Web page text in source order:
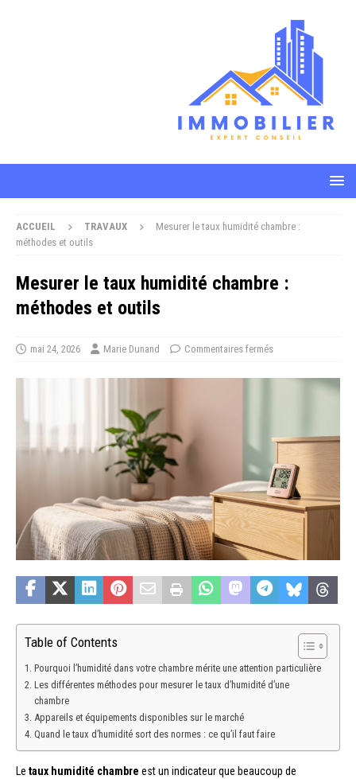
ACCUEIL TRAVAUX
Mesurer le taux humidité chambre :
méthodes et outils
Mesurer le taux humidité chambre :
méthodes et outils
mai 24, 2026 Marie Dunand Commentaires fermés
Table of Contents
Pourquoi l’humidité dans votre chambre mérite une attention particulière
Les différentes méthodes pour mesurer le taux d’humidité d’une
chambre
Appareils et équipements disponibles sur le marché
Quand le taux d’humidité sort des normes : ce qu’il faut faire
Le taux humidité chambre est un indicateur que beaucoup de